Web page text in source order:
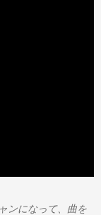
ンになって、曲を